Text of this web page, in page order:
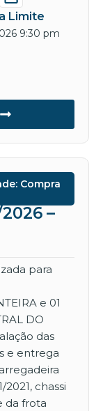
Limite
9:30 pm
Compra
–
para
e 01
DO
das
e entrega
chassi
da frota